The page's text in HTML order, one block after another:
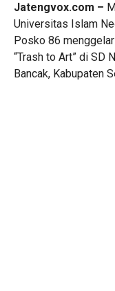
Jatengvox.com –
Universitas Islam
Posko 86
“Trash to Art” di SD
Bancak, Kabupaten